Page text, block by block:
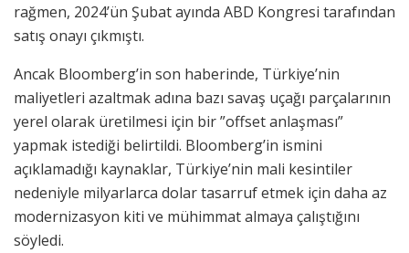
rağmen, 2024’ün Şubat ayında ABD Kongresi tarafından
satış onayı çıkmıştı.
Ancak Bloomberg’in son haberinde, Türkiye’nin
maliyetleri azaltmak adına bazı savaş uçağı parçalarının
yerel olarak üretilmesi için bir ”offset anlaşması”
yapmak istediği belirtildi. Bloomberg’in ismini
açıklamadığı kaynaklar, Türkiye’nin mali kesintiler
nedeniyle milyarlarca dolar tasarruf etmek için daha az
modernizasyon kiti ve mühimmat almaya çalıştığını
söyledi.